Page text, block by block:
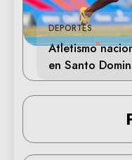
DEPORTES
Atletismo
en Santo